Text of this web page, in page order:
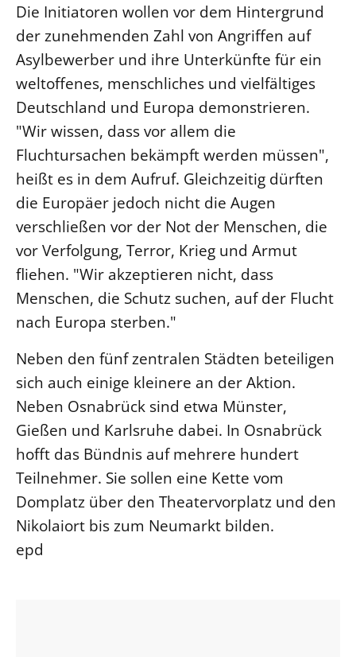
Die Initiatoren wollen vor dem Hintergrund
der zunehmenden Zahl von Angriffen auf
Asylbewerber und ihre Unterkünfte für ein
weltoffenes, menschliches und vielfältiges
Deutschland und Europa demonstrieren.
"Wir wissen, dass vor allem die
Fluchtursachen bekämpft werden müssen",
heißt es in dem Aufruf. Gleichzeitig dürften
die Europäer jedoch nicht die Augen
verschließen vor der Not der Menschen, die
vor Verfolgung, Terror, Krieg und Armut
fliehen. "Wir akzeptieren nicht, dass
Menschen, die Schutz suchen, auf der Flucht
nach Europa sterben."
Neben den fünf zentralen Städten beteiligen
sich auch einige kleinere an der Aktion.
Neben Osnabrück sind etwa Münster,
Gießen und Karlsruhe dabei. In Osnabrück
hofft das Bündnis auf mehrere hundert
Teilnehmer. Sie sollen eine Kette vom
Domplatz über den Theatervorplatz und den
Nikolaiort bis zum Neumarkt bilden.
epd
Finanzplanung
Fundraising
IT-Service
Corporate Design
Interventionsplan
Jahresgespräche
Kantine Speiseplan
Kirchliches Amtsblatt
Kirchliche Verwaltung
Klimaschutzgesetz
Kunstreferat
NKVK
Öffentlichkeitsarbeit
Personalausschuss
Projektmanagement
Recht
Terminstundenplaner